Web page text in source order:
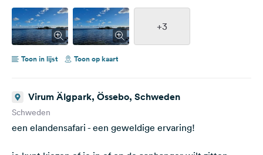
+3
Toon in lijst Toon op kaart
Virum Älgpark, Össebo, Schweden
Schweden
een elandensafari - een geweldige ervaring!